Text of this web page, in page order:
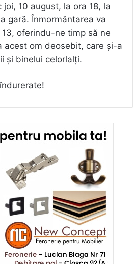
joi, 10 august, la ora 18, la
gară. Înmormântarea va
oferindu-ne timp să ne
acest om deosebit, care și-a
și binelui celorlalți.